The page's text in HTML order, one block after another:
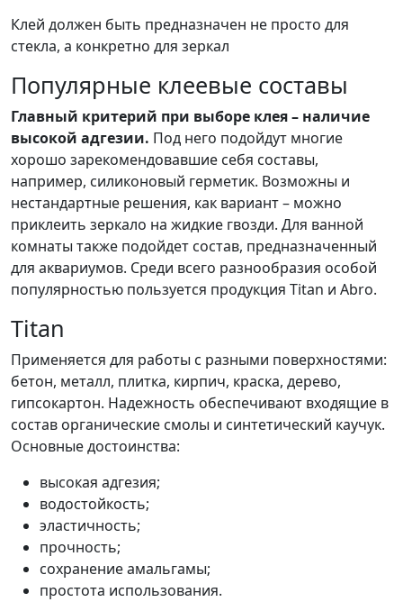
Клей должен быть предназначен не просто для
стекла, а конкретно для зеркал
Популярные клеевые составы
Главный критерий при выборе клея – наличие
высокой адгезии. Под него подойдут многие
хорошо зарекомендовавшие себя составы,
например, силиконовый герметик. Возможны и
нестандартные решения, как вариант – можно
приклеить зеркало на жидкие гвозди. Для ванной
комнаты также подойдет состав, предназначенный
для аквариумов. Среди всего разнообразия особой
популярностью пользуется продукция Titan и Abro.
Titan
Применяется для работы с разными поверхностями:
бетон, металл, плитка, кирпич, краска, дерево,
гипсокартон. Надежность обеспечивают входящие в
состав органические смолы и синтетический каучук.
Основные достоинства:
высокая адгезия;
водостойкость;
эластичность;
прочность;
сохранение амальгамы;
простота использования.